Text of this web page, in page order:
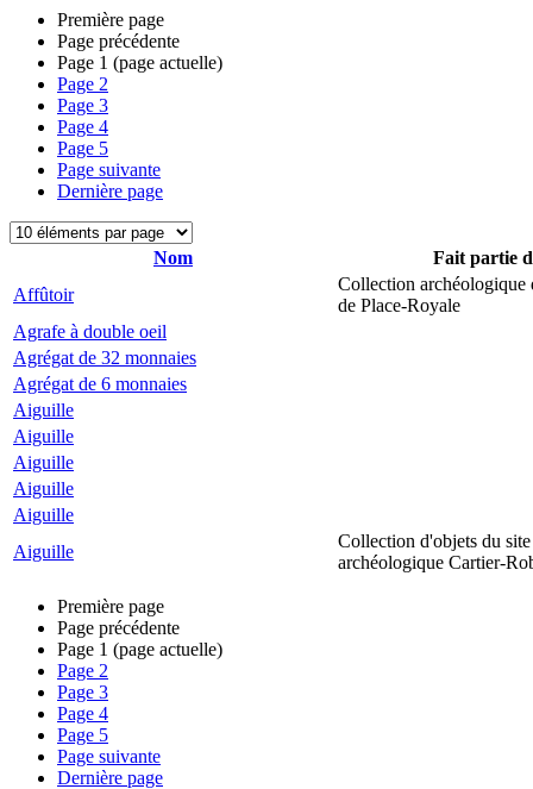
Première page
Page précédente
Page 1 (page actuelle)
Page 2
Page 3
Page 4
Page 5
Page suivante
Dernière page
Nom
Fait partie
Affûtoir
Collection archéologique
de Place-Royale
Agrafe à double oeil
Agrégat de 32 monnaies
Agrégat de 6 monnaies
Aiguille
Aiguille
Aiguille
Aiguille
Aiguille
Aiguille
Collection d'objets du site
archéologique Cartier-
Première page
Page précédente
Page 1 (page actuelle)
Page 2
Page 3
Page 4
Page 5
Page suivante
Dernière page